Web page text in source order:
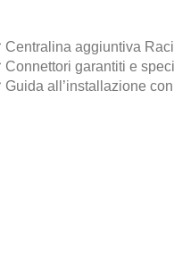
Centralina aggiuntiva
Connettori garantiti e
Guida all’installazione